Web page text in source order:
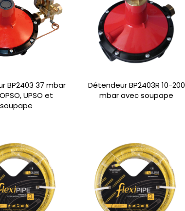
BP2403 37 mbar
UPSO et
soupape
Détendeur BP2403R 10-200
mbar avec soupape